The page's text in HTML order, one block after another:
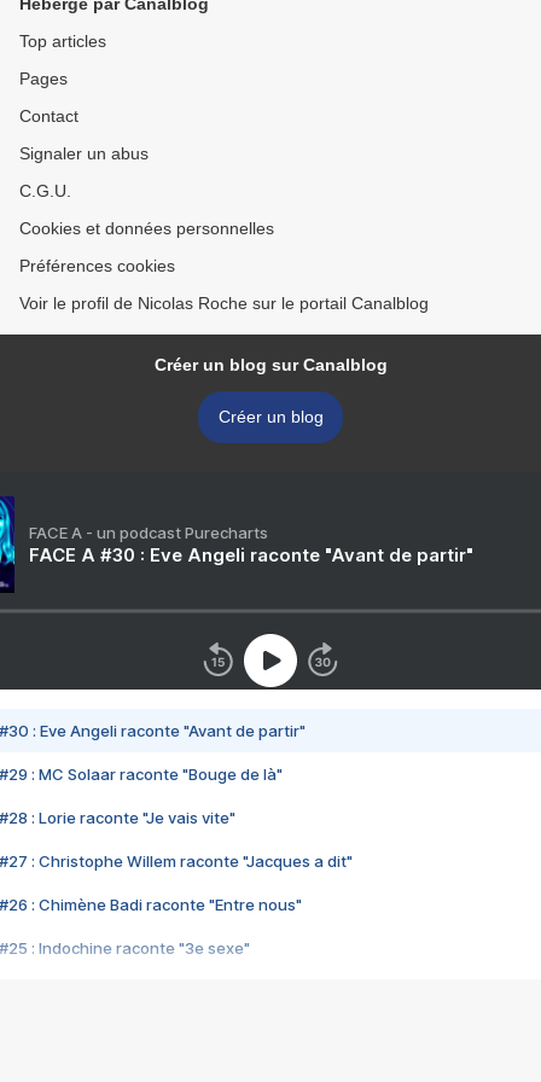
Top articles
Pages
Contact
Signaler un abus
C.G.U.
Cookies et données personnelles
Préférences cookies
Voir le profil de Nicolas Roche sur le portail Canalblog
Créer un blog sur Canalblog
Créer un blog
FACE A - un podcast Purecharts
FACE A #30 : Eve Angeli raconte "Avant de partir"
#30 : Eve Angeli raconte "Avant de partir"
#29 : MC Solaar raconte "Bouge de là"
#28 : Lorie raconte "Je vais vite"
#27 : Christophe Willem raconte "Jacques a dit"
#26 : Chimène Badi raconte "Entre nous"
#25 : Indochine raconte "3e sexe"